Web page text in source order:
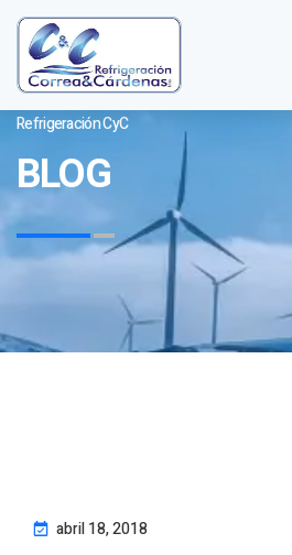
Refrigeración CyC
BLOG
abril 18, 2018